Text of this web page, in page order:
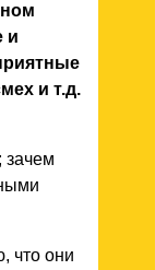
и
и т.д.
зачем
что они